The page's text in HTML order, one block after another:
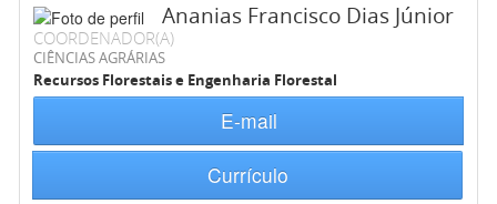
Ananias Francisco Dias Júnior
COORDENADOR(A)
CIÊNCIAS AGRÁRIAS
Recursos Florestais e Engenharia Florestal
E-mail
Currículo